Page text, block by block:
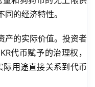
的经济特性。
产的实际价值。投资者
代币赋予的治理权，
际用途直接关系到代币